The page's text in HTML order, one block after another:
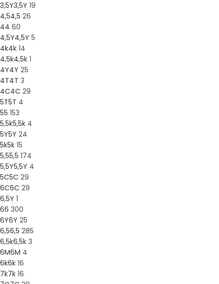
3,5Y3,5Y 19
4,54,5 26
44 60
4,5Y4,5Y 5
4k4k 14
4,5k4,5k 1
4Y4Y 25
4T4T 3
4C4C 29
5T5T 4
55 153
5,5k5,5k 4
5Y5Y 24
5k5k 15
5,55,5 174
5,5Y5,5Y 4
5C5C 29
6C6C 29
6,5Y 1
66 300
6Y6Y 25
6,56,5 285
6,5k6,5k 3
6M6M 4
6k6k 16
7k7k 16